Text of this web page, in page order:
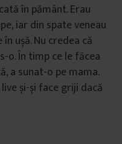
în pământ. Erau
iar din spate veneau
ușă. Nu credea că
o. În timp ce le făcea
a sunat-o pe mama.
și-și face griji dacă